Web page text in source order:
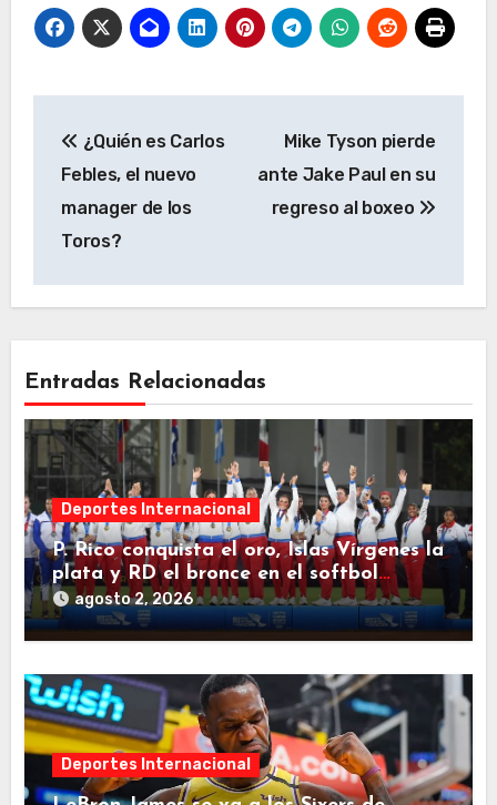
de
entradas
¿Quién es Carlos
Febles, el nuevo
manager de los
Toros?
Mike Tyson pierde
ante Jake Paul en su
regreso al boxeo
Entradas Relacionadas
Deportes Internacional
P. Rico conquista el oro, Islas Vírgenes la
plata y RD el bronce en el softbol
femenino
agosto 2, 2026
Deportes Internacional